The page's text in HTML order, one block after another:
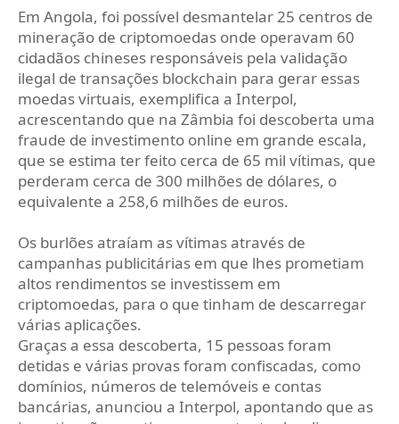
Em Angola, foi possível desmantelar 25 centros de
mineração de criptomoedas onde operavam 60
cidadãos chineses responsáveis pela validação
ilegal de transações blockchain para gerar essas
moedas virtuais, exemplifica a Interpol,
acrescentando que na Zâmbia foi descoberta uma
fraude de investimento online em grande escala,
que se estima ter feito cerca de 65 mil vítimas, que
perderam cerca de 300 milhões de dólares, o
equivalente a 258,6 milhões de euros.
Os burlões atraíam as vítimas através de
campanhas publicitárias em que lhes prometiam
altos rendimentos se investissem em
criptomoedas, para o que tinham de descarregar
várias aplicações.
Graças a essa descoberta, 15 pessoas foram
detidas e várias provas foram confiscadas, como
domínios, números de telemóveis e contas
bancárias, anunciou a Interpol, apontando que as